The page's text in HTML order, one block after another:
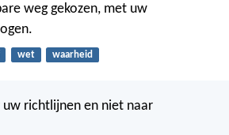
weg gekozen, met uw
wet waarheid
uw richtlijnen en niet naar